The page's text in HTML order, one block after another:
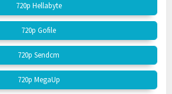
720p Hellabyte
720p Gofile
720p Sendcm
720p MegaUp